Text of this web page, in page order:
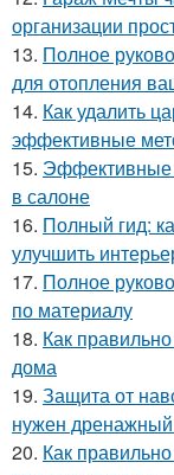
организации
13. Полное
для отопления
14. Как удалить
эффективные
15. Эффективные
в салоне
16. Полный гид:
улучшить
17. Полное
по материалу
18. Как
дома
19. Защита от
нужен
20. Как